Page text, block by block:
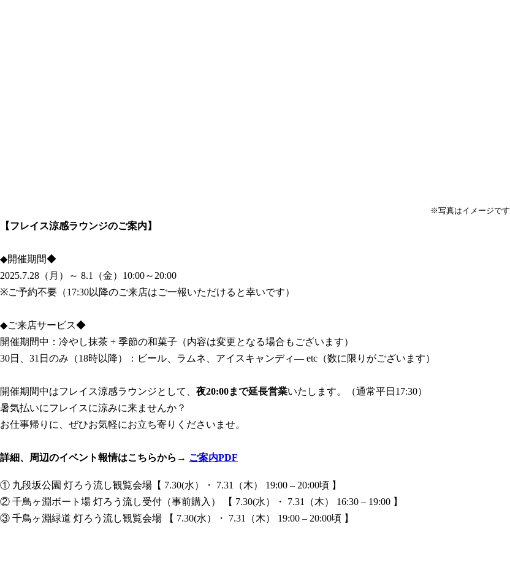
※写真はイメージです
【フレイス涼感ラウンジのご案内】
◆開催期間◆
2025.7.28（月）～ 8.1（金）10:00～20:00
※ご予約不要（17:30以降のご来店はご一報いただけると幸いです）
◆ご来店サービス◆
開催期間中：冷やし抹茶 + 季節の和菓子（内容は変更となる場合もございます）
30日、31日のみ（18時以降）：ビール、ラムネ、アイスキャンディ― etc（数に限りがございます）
開催期間中はフレイス涼感ラウンジとして、 夜20:00まで延長営業いたします。（通常平日17:30）
暑気払いにフレイスに涼みに来ませんか？
お仕事帰りに、ぜひお気軽にお立ち寄りくださいませ。
詳細、周辺のイベント報情はこちらから→ ご案内PDF
① 九段坂公園 灯ろう流し観覧会場【 7.30(水）・ 7.31（木） 19:00 – 20:00頃 】
② 千鳥ヶ淵ボート場 灯ろう流し受付（事前購入） 【 7.30(水）・ 7.31（木） 16:30 – 19:00 】
③ 千鳥ヶ淵緑道 灯ろう流し観覧会場 【 7.30(水）・ 7.31（木） 19:00 – 20:00頃 】